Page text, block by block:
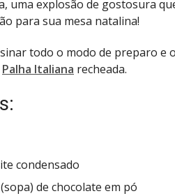
uma explosão de gostosura
para sua mesa natalina!
todo o modo de preparo e
Palha Italiana recheada.
condensado
de chocolate em pó